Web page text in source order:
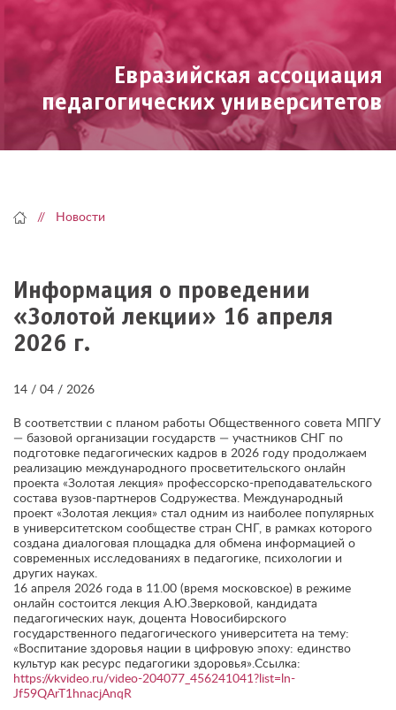
Skip
Евразийская ассоциация
педагогических университетов
Новости
Информация о проведении
«Золотой лекции» 16 апреля
2026 г.
14 / 04 / 2026
В соответствии с планом работы Общественного совета МПГУ
— базовой организации государств — участников СНГ по
подготовке педагогических кадров в 2026 году продолжаем
реализацию международного просветительского онлайн
проекта «Золотая лекция» профессорско-преподавательского
состава вузов-партнеров Содружества. Международный
проект «Золотая лекция» стал одним из наиболее популярных
в университетском сообществе стран СНГ, в рамках которого
создана диалоговая площадка для обмена информацией о
современных исследованиях в педагогике, психологии и
других науках.
16 апреля 2026 года в 11.00 (время московское) в режиме
онлайн состоится лекция А.Ю.Зверковой, кандидата
педагогических наук, доцента Новосибирского
государственного педагогического университета на тему:
«Воспитание здоровья нации в цифровую эпоху: единство
культур как ресурс педагогики здоровья».Ссылка:
https://vkvideo.ru/video-204077_456241041?list=ln-
Jf59QArT1hnacjAnqR